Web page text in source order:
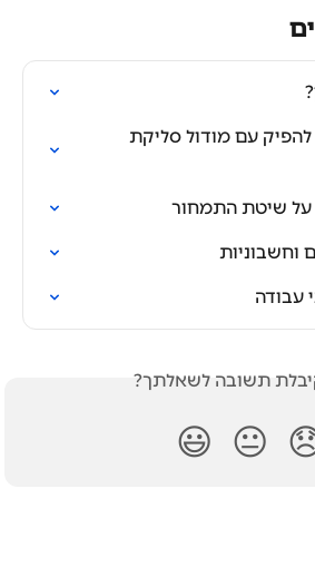
עם מודול סליקת
שיטת התמחור
וחשבוניות
עבודה
תשובה לשאלתך?
😐
😃